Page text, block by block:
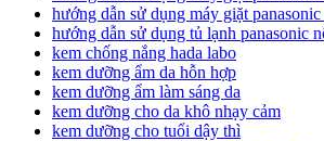
hướng dẫn sử dụng máy giặt panasonic
hướng dẫn sử dụng tủ lạnh panasonic
kem chống nắng hada labo
kem dưỡng ẩm da hỗn hợp
kem dưỡng ẩm làm sáng da
kem dưỡng cho da khô nhạy cảm
kem dưỡng cho tuổi dậy thì